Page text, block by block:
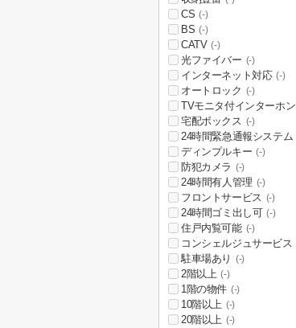
CS (-)
BS (-)
CATV (-)
光ファイバー (-)
インターネット対応 (-)
オートロック (-)
TVモニタ付インターホン
宅配ボックス (-)
24時間緊急通報システム
ディンプルキー (-)
防犯カメラ (-)
24時間有人管理 (-)
フロントサービス (-)
24時間ゴミ出し可 (-)
住戸内覧可能 (-)
コンシェルジュサービス
駐車場あり (-)
2階以上 (-)
1階の物件 (-)
10階以上 (-)
20階以上 (-)